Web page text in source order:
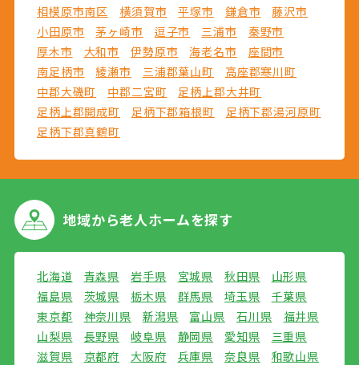
相模原市南区
横須賀市 平塚市 鎌倉市
藤沢市
小田原市
茅ヶ崎市 逗子市 三浦市
秦野市
厚木市
大和市 伊勢原市 海老名市
座間市
南足柄市
綾瀬市 三浦郡葉山町
高座郡寒川町
中郡大磯町
中郡二宮町
足柄上郡大井町
足柄上郡開成町
足柄下郡箱根町
足柄下郡湯河原町
足柄下郡真鶴町
地域から老人ホームを探す
北海道 青森県 岩手県 宮城県 秋田県
山形県
福島県
茨城県 栃木県 群馬県 埼玉県
千葉県
東京都
神奈川県 新潟県 富山県 石川県
福井県
山梨県
長野県 岐阜県 静岡県 愛知県
三重県
滋賀県
京都府 大阪府 兵庫県 奈良県
和歌山県